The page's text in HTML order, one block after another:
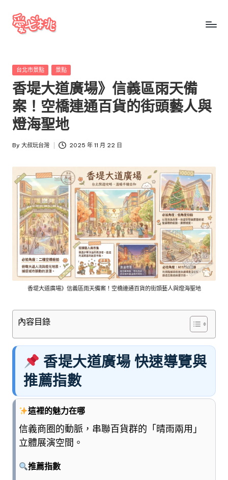
Skip
七
桃
玩
台
灣
桃
玩
台
灣
把
全
景
食、
通、
資
理
成
清
楚
旅
遊
鑑，
Posted
台北市景點 景點
香堤大道廣場》信義區雨天備
案！空橋連通百貨的街頭藝人與
燈海聖地
Posted
By 大叔玩台灣 2025 年 11 月 22 日
香堤大道廣場》信義區雨天備案！空橋連通百貨的街頭藝人與燈海聖地
內容目錄
香堤大道廣場 快速導覽與
推薦指數
這裡的魅力在哪
信義商圈的動脈，串聯百貨群的「晴雨兩用」
立體展演空間。
推薦指數